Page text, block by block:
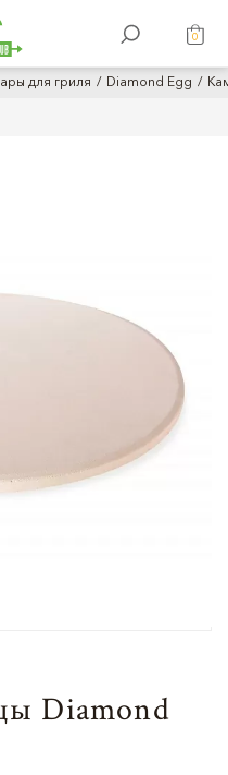
0
для гриля Diamond Egg
Diamond